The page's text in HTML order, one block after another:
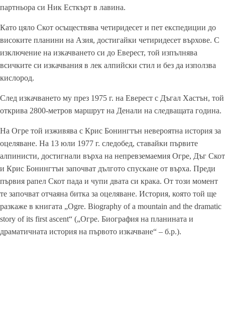
партньора си Ник Есткърт в лавина.
Като цяло Скот осъществява четиридесет и пет експедиции до
високите планини на Азия, достигайки четиридесет върхове. С
изключение на изкачването си до Еверест, той изпълнява
всичките си изкачвания в лек алпийски стил и без да използва
кислород.
След изкачването му през 1975 г. на Еверест с Дъгал Хастън, той
открива 2800-метров маршрут на Денали на следващата година.
На Огре той изживява с Крис Бонингтън невероятна история за
оцеляване. На 13 юли 1977 г. следобед, ставайки първите
алпинисти, достигнали върха на непревземаемия Огре, Дъг Скот
и Крис Бонингтън започват дългото спускане от върха. Преди
първия рапел Скот пада и чупи двата си крака. От този момент
те започват отчаяна битка за оцеляване. История, която той ще
разкаже в книгата „Ogre. Biography of a mountain and the dramatic
story of its first ascent“ („Огре. Биография на планината и
драматичната история на първото изкачване“ – б.р.).